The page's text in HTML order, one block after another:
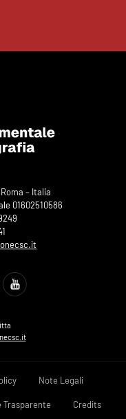
– Italia
01602510586
Note Legali
Trasparente Credits